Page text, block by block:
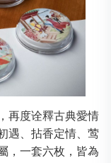
再度诠釋古典愛情
遇、拈香定情、莺
，一套六枚，皆為